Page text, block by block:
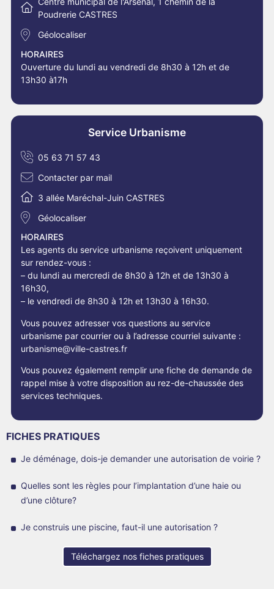
Poudrerie CASTRES
Géolocaliser
HORAIRES
Ouverture du lundi au vendredi de 8h30 à 12h et de
13h30 à17h
Service Urbanisme
05 63 71 57 43
Contacter par mail
3 allée Maréchal-Juin CASTRES
Géolocaliser
HORAIRES
Les agents du service urbanisme reçoivent uniquement
sur rendez-vous :
– du lundi au mercredi de 8h30 à 12h et de 13h30 à
16h30,
– le vendredi de 8h30 à 12h et 13h30 à 16h30.
Vous pouvez adresser vos questions au service
urbanisme par courrier ou à l’adresse courriel suivante :
urbanisme@ville-castres.fr
Vous pouvez également remplir une fiche de demande de
rappel mise à votre disposition au rez-de-chaussée des
services techniques.
FICHES PRATIQUES
Je déménage, dois-je demander une autorisation de voirie ?
Quelles sont les règles pour l’implantation d’une haie ou
d’une clôture?
Je construis une piscine, faut-il une autorisation ?
Téléchargez nos fiches pratiques